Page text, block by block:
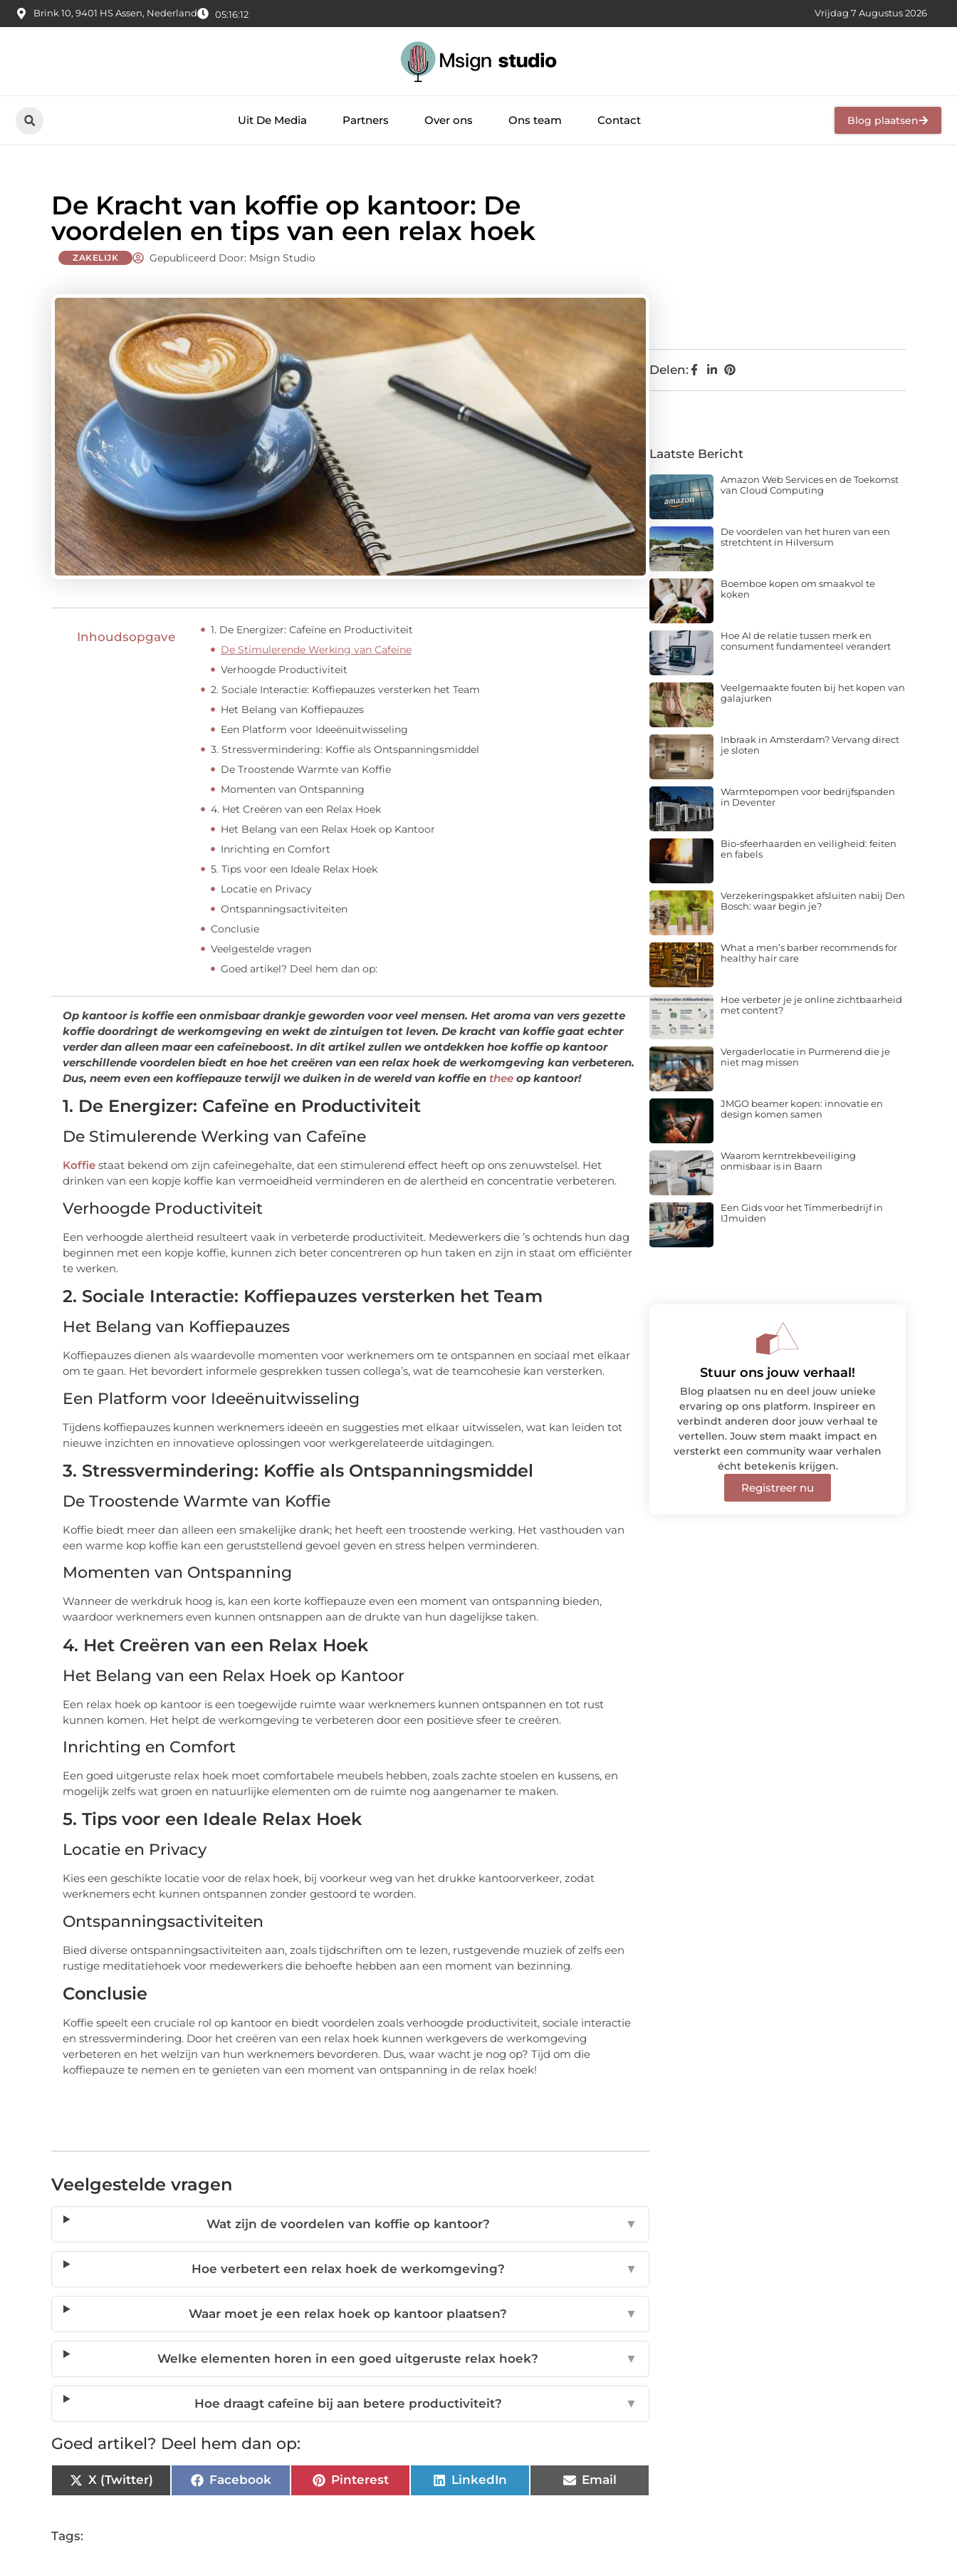
Brink 10, 9401 HS Assen, Nederland 05:16:13 Vrijdag 7 Augustus 2026
Uit De Media Partners Over ons Ons team Contact Blog plaatsen
De Kracht van koffie op kantoor: De
voordelen en tips van een relax hoek
ZAKELIJK Gepubliceerd Door: Msign Studio
Inhoudsopgave
1. De Energizer: Cafeïne en Productiviteit
De Stimulerende Werking van Cafeïne
Verhoogde Productiviteit
2. Sociale Interactie: Koffiepauzes versterken het Team
Het Belang van Koffiepauzes
Een Platform voor Ideeënuitwisseling
3. Stressvermindering: Koffie als Ontspanningsmiddel
De Troostende Warmte van Koffie
Momenten van Ontspanning
4. Het Creëren van een Relax Hoek
Het Belang van een Relax Hoek op Kantoor
Inrichting en Comfort
5. Tips voor een Ideale Relax Hoek
Locatie en Privacy
Ontspanningsactiviteiten
Conclusie
Veelgestelde vragen
Goed artikel? Deel hem dan op:
Op kantoor is koffie een onmisbaar drankje geworden voor veel mensen. Het aroma van vers gezette
koffie doordringt de werkomgeving en wekt de zintuigen tot leven. De kracht van koffie gaat echter
verder dan alleen maar een cafeïneboost. In dit artikel zullen we ontdekken hoe koffie op kantoor
verschillende voordelen biedt en hoe het creëren van een relax hoek de werkomgeving kan verbeteren.
Dus, neem even een koffiepauze terwijl we duiken in de wereld van koffie en thee op kantoor!
1. De Energizer: Cafeïne en Productiviteit
De Stimulerende Werking van Cafeïne
Koffie staat bekend om zijn cafeïnegehalte, dat een stimulerend effect heeft op ons zenuwstelsel. Het
drinken van een kopje koffie kan vermoeidheid verminderen en de alertheid en concentratie verbeteren.
Verhoogde Productiviteit
Een verhoogde alertheid resulteert vaak in verbeterde productiviteit. Medewerkers die ’s ochtends hun dag
beginnen met een kopje koffie, kunnen zich beter concentreren op hun taken en zijn in staat om efficiënter
te werken.
2. Sociale Interactie: Koffiepauzes versterken het Team
Het Belang van Koffiepauzes
Koffiepauzes dienen als waardevolle momenten voor werknemers om te ontspannen en sociaal met elkaar
om te gaan. Het bevordert informele gesprekken tussen collega’s, wat de teamcohesie kan versterken.
Een Platform voor Ideeënuitwisseling
Tijdens koffiepauzes kunnen werknemers ideeën en suggesties met elkaar uitwisselen, wat kan leiden tot
nieuwe inzichten en innovatieve oplossingen voor werkgerelateerde uitdagingen.
3. Stressvermindering: Koffie als Ontspanningsmiddel
De Troostende Warmte van Koffie
Koffie biedt meer dan alleen een smakelijke drank; het heeft een troostende werking. Het vasthouden van
een warme kop koffie kan een geruststellend gevoel geven en stress helpen verminderen.
Momenten van Ontspanning
Wanneer de werkdruk hoog is, kan een korte koffiepauze even een moment van ontspanning bieden,
waardoor werknemers even kunnen ontsnappen aan de drukte van hun dagelijkse taken.
4. Het Creëren van een Relax Hoek
Het Belang van een Relax Hoek op Kantoor
Een relax hoek op kantoor is een toegewijde ruimte waar werknemers kunnen ontspannen en tot rust
kunnen komen. Het helpt de werkomgeving te verbeteren door een positieve sfeer te creëren.
Inrichting en Comfort
Een goed uitgeruste relax hoek moet comfortabele meubels hebben, zoals zachte stoelen en kussens, en
mogelijk zelfs wat groen en natuurlijke elementen om de ruimte nog aangenamer te maken.
5. Tips voor een Ideale Relax Hoek
Locatie en Privacy
Kies een geschikte locatie voor de relax hoek, bij voorkeur weg van het drukke kantoorverkeer, zodat
werknemers echt kunnen ontspannen zonder gestoord te worden.
Ontspanningsactiviteiten
Bied diverse ontspanningsactiviteiten aan, zoals tijdschriften om te lezen, rustgevende muziek of zelfs een
rustige meditatiehoek voor medewerkers die behoefte hebben aan een moment van bezinning.
Conclusie
Koffie speelt een cruciale rol op kantoor en biedt voordelen zoals verhoogde productiviteit, sociale interactie
en stressvermindering. Door het creëren van een relax hoek kunnen werkgevers de werkomgeving
verbeteren en het welzijn van hun werknemers bevorderen. Dus, waar wacht je nog op? Tijd om die
koffiepauze te nemen en te genieten van een moment van ontspanning in de relax hoek!
Veelgestelde vragen
Wat zijn de voordelen van koffie op kantoor? ▼
Hoe verbetert een relax hoek de werkomgeving? ▼
Waar moet je een relax hoek op kantoor plaatsen? ▼
Welke elementen horen in een goed uitgeruste relax hoek? ▼
Hoe draagt cafeïne bij aan betere productiviteit? ▼
Goed artikel? Deel hem dan op:
X (Twitter) Facebook Pinterest LinkedIn Email
Tags:
Delen:
Laatste Bericht
Amazon Web Services en de Toekomst
van Cloud Computing
De voordelen van het huren van een
stretchtent in Hilversum
Boemboe kopen om smaakvol te
koken
Hoe AI de relatie tussen merk en
consument fundamenteel verandert
Veelgemaakte fouten bij het kopen van
galajurken
Inbraak in Amsterdam? Vervang direct
je sloten
Warmtepompen voor bedrijfspanden
in Deventer
Bio-sfeerhaarden en veiligheid: feiten
en fabels
Verzekeringspakket afsluiten nabij Den
Bosch: waar begin je?
What a men’s barber recommends for
healthy hair care
Hoe verbeter je je online zichtbaarheid
met content?
Vergaderlocatie in Purmerend die je
niet mag missen
JMGO beamer kopen: innovatie en
design komen samen
Waarom kerntrekbeveiliging
onmisbaar is in Baarn
Een Gids voor het Timmerbedrijf in
IJmuiden
Stuur ons jouw verhaal!
Blog plaatsen nu en deel jouw unieke
ervaring op ons platform. Inspireer en
verbindt anderen door jouw verhaal te
vertellen. Jouw stem maakt impact en
versterkt een community waar verhalen
écht betekenis krijgen.
Registreer nu